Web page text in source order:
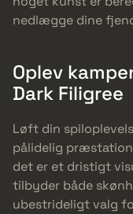
nedlægge dine
Oplev
Dark Filigree
Løft din
pålidelig præstation
det er et dristigt
tilbyder både
ubestrideligt valg